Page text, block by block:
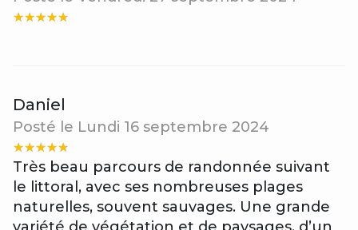
Daniel
Posté le Lundi 16 septembre 2024
Très beau parcours de randonnée suivant
le littoral, avec ses nombreuses plages
naturelles, souvent sauvages. Une grande